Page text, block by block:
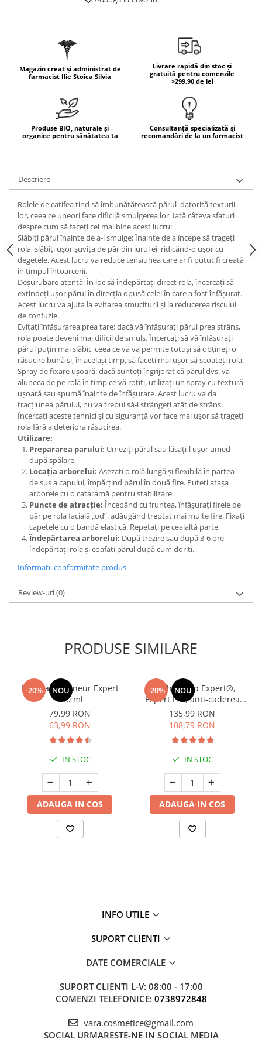
Protecție Solară
Creme SPF față
Creme SPF corp
Uleiuri bronzare
Acceleratoare bronz
Mâini și Unghii
Tratamente unghii
Cosmetice coreene
Beauty of Joseon
PETITFEE
Mary & May
COSRX
BIODANCE
OOTD
Cettua
Haruharu Wonder
Medicube
ARIUL
Dr. Althea
DELLA BORN
Magneziu
Miere de Manuka
Multivitamine
Palmier pitic
Probiotice
Proteine din zer (Whey Protein)
Quercetin
Resveratrol
Scortisoara
Seleniu
Seminte de in
Silimarina
Spirulina
Ulei de cocos
Ulei de peste
Ulei MCT
Vitamina A
Vitamina B
Vitamina C
Vitamina D
Vitamina E
Vitamina K
Cătină
Chlorella
Colina
Electroliti
Produse Apicole
Magazin creat și administrat de
farmacist Ilie Stoica Silvia
Livrare rapidă din stoc și
gratuită pentru comenzile
>299.90 de lei
Produse BIO, naturale și
organice pentru sănătatea ta
Consultanță specializată și
recomandări de la un farmacist
Descriere
Rolele de catifea tind să îmbunătățească părul datorită texturii
lor, ceea ce uneori face dificilă smulgerea lor. Iată câteva sfaturi
despre cum să faceți cel mai bine acest lucru:
Slăbiți părul înainte de a-l smulge: Înainte de a începe să trageți
rola, slăbiți ușor șuvița de păr din jurul ei, ridicând-o ușor cu
degetele. Acest lucru va reduce tensiunea care ar fi putut fi creată
în timpul întoarcerii.
Deșurubare atentă: În loc să îndepărtați direct rola, încercați să
extindeți ușor părul în direcția opusă celei în care a fost înfășurat.
Acest lucru va ajuta la evitarea smuciturii și la reducerea riscului
de confuzie.
Evitați înfășurarea prea tare: dacă vă înfășurați părul prea strâns,
rola poate deveni mai dificil de smuls. Încercați să vă înfășurați
părul puțin mai slăbit, ceea ce vă va permite totuși să obțineți o
răsucire bună și, în același timp, să faceți mai ușor să scoateți rola.
Spray de fixare ușoară: dacă sunteți îngrijorat că părul dvs. va
aluneca de pe rolă în timp ce vă rotiți, utilizați un spray cu textură
ușoară sau spumă înainte de înfășurare. Acest lucru va da
tracțiunea părului, nu va trebui să-l strângeți atât de strâns.
Încercați aceste tehnici și cu siguranță vor face mai ușor să trageți
rola fără a deteriora răsucirea.
Utilizare:
Prepararea parului: Umeziți părul sau lăsați-l ușor umed
după spălare.
Locația arborelui: Așezați o rolă lungă și flexibilă în partea
de sus a capului, împărțind părul în două fire. Puteți atașa
arborele cu o cataramă pentru stabilizare.
Puncte de atracție: Începând cu fruntea, înfășurați firele de
păr pe rola facială „od”, adăugând treptat mai multe fire. Fixați
capetele cu o bandă elastică. Repetați pe cealaltă parte.
Îndepărtarea arborelui: După trezire sau după 3-6 ore,
îndepărtați rola și coafați părul după cum doriți.
Informatii conformitate produs
Review-uri(0)
PRODUSE SIMILARE
-20% NOU
Manhaē Draineur Expert
500 ml
79,99 RON
63,99 RON
IN STOC
ADAUGA IN COS
-20% NOU
Manhaé Cap Expert®,
Expert Par, anti-caderea
parului, par alb, fortifiere *
120 cps
135,99 RON
108,79 RON
IN STOC
ADAUGA IN COS
INFO UTILE
SUPORT CLIENTI
DATE COMERCIALE
SUPORT CLIENTI L-V: 08:00 - 17:00
COMENZI TELEFONICE: 0738972848
vara.cosmetice@gmail.com
SOCIAL URMARESTE-NE IN SOCIAL MEDIA